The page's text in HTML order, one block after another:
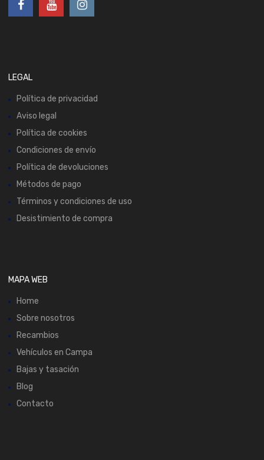
LEGAL
Política de privacidad
Aviso legal
Política de cookies
Condiciones de envío
Política de devoluciones
Métodos de pago
Términos y condiciones de uso
Desistimiento de compra
MAPA WEB
Home
Sobre nosotros
Recambios
Vehículos en Campa
Bajas y tasación
Blog
Contacto